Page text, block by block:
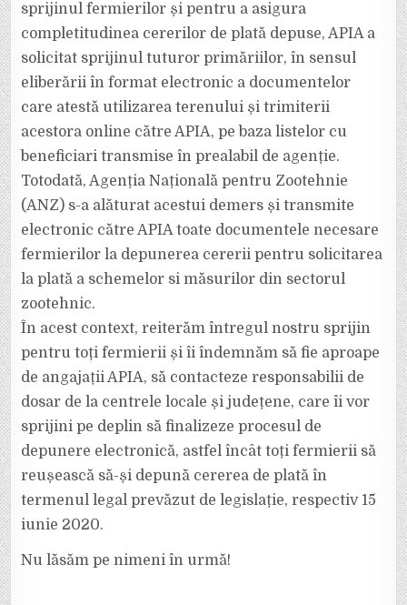
sprijinul fermierilor și pentru a asigura
completitudinea cererilor de plată depuse, APIA a
solicitat sprijinul tuturor primăriilor, în sensul
eliberării în format electronic a documentelor
care atestă utilizarea terenului și trimiterii
acestora online către APIA, pe baza listelor cu
beneficiari transmise în prealabil de agenție.
Totodată, Agenția Națională pentru Zootehnie
(ANZ) s-a alăturat acestui demers și transmite
electronic către APIA toate documentele necesare
fermierilor la depunerea cererii pentru solicitarea
la plată a schemelor si măsurilor din sectorul
zootehnic.
În acest context, reiterăm întregul nostru sprijin
pentru toți fermierii și îi îndemnăm să fie aproape
de angajații APIA, să contacteze responsabilii de
dosar de la centrele locale și județene, care îi vor
sprijini pe deplin să finalizeze procesul de
depunere electronică, astfel încât toți fermierii să
reușească să-și depună cererea de plată în
termenul legal prevăzut de legislație, respectiv 15
iunie 2020.
Nu lăsăm pe nimeni în urmă!